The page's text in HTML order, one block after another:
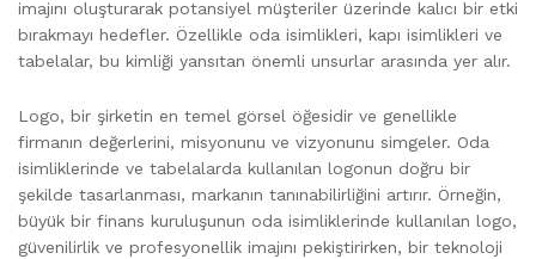
imajını oluşturarak potansiyel müşteriler üzerinde kalıcı bir etki
bırakmayı hedefler. Özellikle oda isimlikleri, kapı isimlikleri ve
tabelalar, bu kimliği yansıtan önemli unsurlar arasında yer alır.
Logo, bir şirketin en temel görsel öğesidir ve genellikle
firmanın değerlerini, misyonunu ve vizyonunu simgeler. Oda
isimliklerinde ve tabelalarda kullanılan logonun doğru bir
şekilde tasarlanması, markanın tanınabilirliğini artırır. Örneğin,
büyük bir finans kuruluşunun oda isimliklerinde kullanılan logo,
güvenilirlik ve profesyonellik imajını pekiştirirken, bir teknoloji